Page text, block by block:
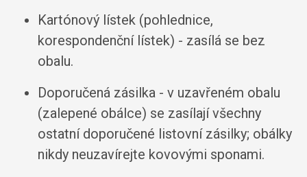
Kartónový lístek (pohlednice,
korespondenční lístek) - zasílá se bez
obalu.
Doporučená zásilka - v uzavřeném obalu
(zalepené obálce) se zasílají všechny
ostatní doporučené listovní zásilky; obálky
nikdy neuzavírejte kovovými sponami.